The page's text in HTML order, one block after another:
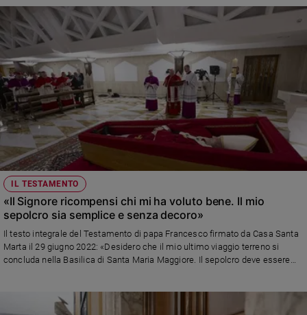
Santi
Devozione
e
fede
Parola
del
giorno
Santo
giorno
Società
e
valori
Creato
IL TESTAMENTO
«Il Signore ricompensi chi mi ha voluto bene. Il mio
sepolcro sia semplice e senza decoro»
Il testo integrale del Testamento di papa Francesco firmato da Casa Santa
Marta il 29 giugno 2022: «Desidero che il mio ultimo viaggio terreno si
concluda nella Basilica di Santa Maria Maggiore. Il sepolcro deve essere
somma di un benefattore»